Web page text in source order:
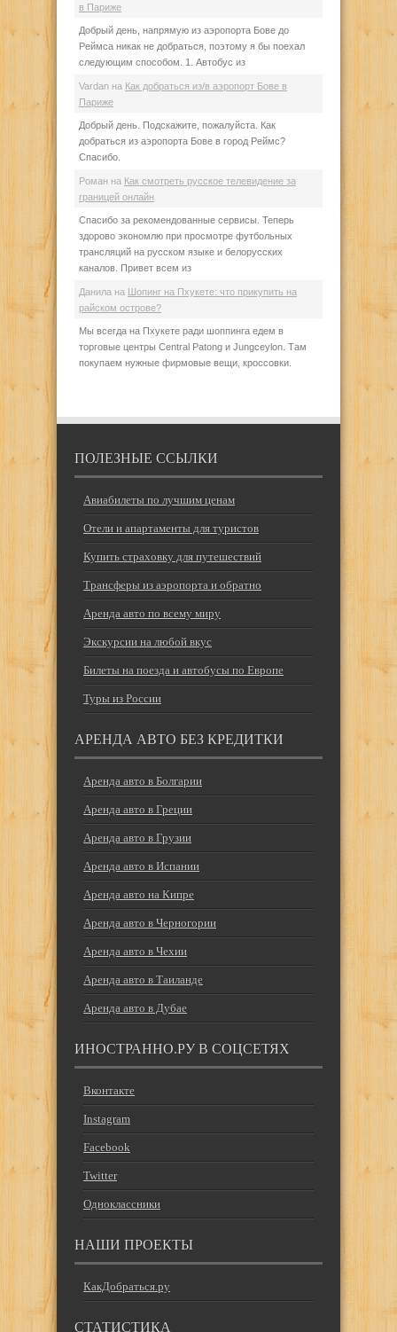
в Париже
Добрый день, напрямую из аэропорта Бове до
Реймса никак не добраться, поэтому я бы поехал
следующим способом. 1. Автобус из
Vardan на Как добраться из/в аэропорт Бове в
Париже
Добрый день. Подскажите, пожалуйста. Как
добраться из аэропорта Бове в город Реймс?
Спасибо.
Роман на Как смотреть русское телевидение за
границей онлайн
Спасибо за рекомендованные сервисы. Теперь
здорово экономлю при просмотре футбольных
трансляций на русском языке и белорусских
каналов. Привет всем из
Данила на Шопинг на Пхукете: что прикупить на
райском острове?
Мы всегда на Пхукете ради шоппинга едем в
торговые центры Central Patong и Jungceylon. Там
покупаем нужные фирмовые вещи, кроссовки.
ПОЛЕЗНЫЕ ССЫЛКИ
Авиабилеты по лучшим ценам
Отели и апартаменты для туристов
Купить страховку для путешествий
Трансферы из аэропорта и обратно
Аренда авто по всему миру
Экскурсии на любой вкус
Билеты на поезда и автобусы по Европе
Туры из России
АРЕНДА АВТО БЕЗ КРЕДИТКИ
Аренда авто в Болгарии
Аренда авто в Греции
Аренда авто в Грузии
Аренда авто в Испании
Аренда авто на Кипре
Аренда авто в Черногории
Аренда авто в Чехии
Аренда авто в Таиланде
Аренда авто в Дубае
ИНОСТРАННО.РУ В СОЦСЕТЯХ
Вконтакте
Instagram
Facebook
Twitter
Одноклассники
НАШИ ПРОЕКТЫ
КакДобраться.ру
СТАТИСТИКА